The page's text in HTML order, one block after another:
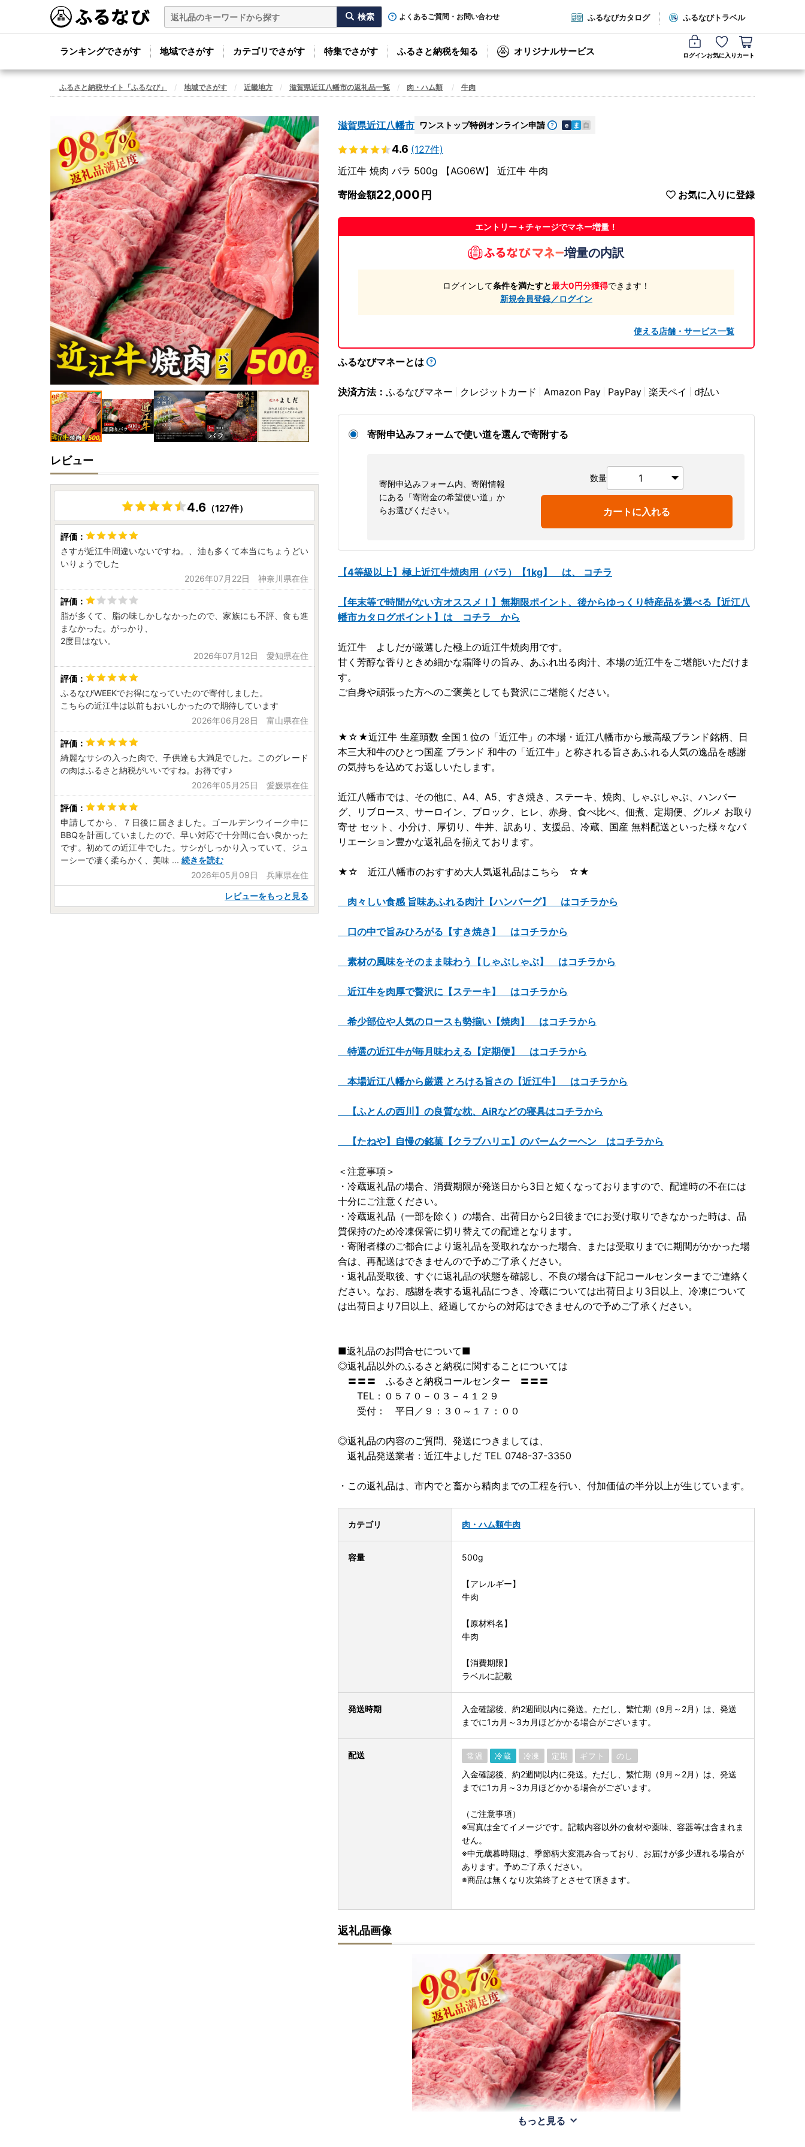
よくあるご質問・お問い合わせ ふるなびカタログ ふるなびトラベル
ランキングでさがす 地域でさがす カテゴリでさがす 特集でさがす ふるさと納税を知る オリジナルサービス ログインお気に入り カート
ふるさと納税サイト「ふるなび」 地域でさがす 近畿地方 滋賀県近江八幡市の返礼品一覧 肉・ハム類 牛肉
滋賀県近江八幡市 ワンストップ特例オンライン申請 e ま 自
4.6 (127件)
近江牛 焼肉 バラ 500g 【AG06W】 近江牛 牛肉
寄附金額22,000 お気に入りに登録
エントリー＋チャージでマネー増量！
増量の内訳
ログインして条件を満たすと最大0円分獲得できます！
新規会員登録／ログイン
使える店舗・サービス一覧
ふるなびマネーとは
決済方法： ふるなびマネー クレジットカード Amazon Pay PayPay 楽天ペイ d払い
寄附申込みフォームで使い道を選んで寄附する
寄附申込みフォーム内、寄附情報
にある「寄附金の希望使い道」か
らお選びください。
数量
カートに入れる
【4等級以上】極上近江牛焼肉用（バラ）【1kg】 は、 コチラ
【年末等で時間がない方オススメ！】無期限ポイント、後からゆっくり特産品を選べる【近江八
幡市カタログポイント】は コチラ から
近江牛 よしだが厳選した極上の近江牛焼肉用です。
甘く芳醇な香りときめ細かな霜降りの旨み、あふれ出る肉汁、本場の近江牛をご堪能いただけま
す。
ご自身や頑張った方へのご褒美としても贅沢にご堪能ください。
★☆★近江牛 生産頭数 全国１位の「近江牛」の本場・近江八幡市から最高級ブランド銘柄、日
本三大和牛のひとつ国産 ブランド 和牛の「近江牛」と称される旨さあふれる人気の逸品を感謝
の気持ちを込めてお返しいたします。
近江八幡市では、その他に、A4、A5、すき焼き、ステーキ、焼肉、しゃぶしゃぶ、ハンバー
グ、リブロース、サーロイン、ブロック、ヒレ、赤身、食べ比べ、佃煮、定期便、グルメ お取り
寄せ セット、小分け、厚切り、牛丼、訳あり、支援品、冷蔵、国産 無料配送といった様々なバ
リエーション豊かな返礼品を揃えております。
★☆ 近江八幡市のおすすめ大人気返礼品はこちら ☆★
肉々しい食感 旨味あふれる肉汁【ハンバーグ】 はコチラから
口の中で旨みひろがる【すき焼き】 はコチラから
素材の風味をそのまま味わう【しゃぶしゃぶ】 はコチラから
近江牛を肉厚で贅沢に【ステーキ】 はコチラから
希少部位や人気のロースも勢揃い【焼肉】 はコチラから
特選の近江牛が毎月味わえる【定期便】 はコチラから
本場近江八幡から厳選 とろける旨さの【近江牛】 はコチラから
【ふとんの西川】の良質な枕、AiRなどの寝具はコチラから
【たねや】自慢の銘菓【クラブハリエ】のバームクーヘン はコチラから
＜注意事項＞
・冷蔵返礼品の場合、消費期限が発送日から3日と短くなっておりますので、配達時の不在には
十分にご注意ください。
・冷蔵返礼品（一部を除く）の場合、出荷日から2日後までにお受け取りできなかった時は、品
質保持のため冷凍保管に切り替えての配達となります。
・寄附者様のご都合により返礼品を受取れなかった場合、または受取りまでに期間がかかった場
合は、再配送はできませんので予めご了承ください。
・返礼品受取後、すぐに返礼品の状態を確認し、不良の場合は下記コールセンターまでご連絡く
ださい。なお、感謝を表する返礼品につき、冷蔵については出荷日より3日以上、冷凍について
は出荷日より7日以上、経過してからの対応はできませんので予めご了承ください。
■返礼品のお問合せについて■
◎返礼品以外のふるさと納税に関することについては
〓〓〓 ふるさと納税コールセンター 〓〓〓
TEL：０５７０－０３－４１２９
受付： 平日／９：３０～１７：００
◎返礼品の内容のご質問、発送につきましては、
返礼品発送業者：近江牛よしだ TEL 0748-37-3350
・この返礼品は、市内でと畜から精肉までの工程を行い、付加価値の半分以上が生じています。
カテゴリ 肉・ハム類牛肉
容量 500g
【アレルギー】
牛肉
【原材料名】
牛肉
【消費期限】
ラベルに記載
発送時期
入金確認後、約2週間以内に発送。ただし、繁忙期（9月～2月）は、発送
までに1カ月～3カ月ほどかかる場合がございます。
配送 常温 冷蔵 冷凍 定期 ギフト のし
入金確認後、約2週間以内に発送。ただし、繁忙期（9月～2月）は、発送
までに1カ月～3カ月ほどかかる場合がございます。
（ご注意事項）
※写真は全てイメージです。記載内容以外の食材や薬味、容器等は含まれま
せん。
※中元歳暮時期は、季節柄大変混み合っており、お届けが多少遅れる場合が
あります。予めご了承ください。
※商品は無くなり次第終了とさせて頂きます。
返礼品画像
もっと見る
レビュー
4.6（127件）
さすが近江牛間違いないですね。、油も多くて本当にちょうどい
いりょうでした
2026年07月22日 神奈川県在住
脂が多くて、脂の味しかしなかったので、家族にも不評、食も進
まなかった。がっかり、
2度目はない。
2026年07月12日 愛知県在住
ふるなびWEEKでお得になっていたので寄付しました。
こちらの近江牛は以前もおいしかったので期待しています
2026年06月28日 富山県在住
綺麗なサシの入った肉で、子供達も大満足でした。このグレード
の肉はふるさと納税がいいですね。お得です♪
2026年05月25日 愛媛県在住
申請してから、７日後に届きました。ゴールデンウイーク中に
BBQを計画していましたので、早い対応で十分間に合い良かった
です。初めての近江牛でした。サシがしっかり入っていて、ジュ
ーシーで凄く柔らかく、美味 ... 続きを読む
2026年05月09日 兵庫県在住
レビューをもっと見る